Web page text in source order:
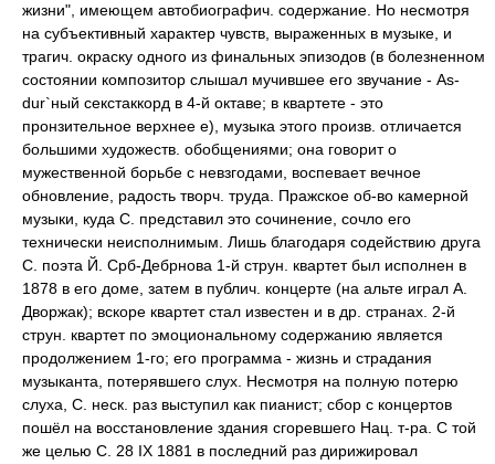
жизни", имеющем автобиографич. содержание. Но несмотря
на субъективный характер чувств, выраженных в музыке, и
трагич. окраску одного из финальных эпизодов (в болезненном
состоянии композитор слышал мучившее его звучание - Аs-
dur`ный секстаккорд в 4-й октаве; в квартете - это
пронзительное верхнее е), музыка этого произв. отличается
большими художеств. обобщениями; она говорит о
мужественной борьбе с невзгодами, воспевает вечное
обновление, радость творч. труда. Пражское об-во камерной
музыки, куда С. представил это сочинение, сочло его
технически неисполнимым. Лишь благодаря содействию друга
С. поэта Й. Срб-Дебрнова 1-й струн. квартет был исполнен в
1878 в его доме, затем в публич. концерте (на альте играл А.
Дворжак); вскоре квартет стал известен и в др. странах. 2-й
струн. квартет по эмоциональному содержанию является
продолжением 1-го; его программа - жизнь и страдания
музыканта, потерявшего слух. Несмотря на полную потерю
слуха, С. неск. раз выступил как пианист; сбор с концертов
пошёл на восстановление здания сгоревшего Нац. т-ра. С той
же целью С. 28 IX 1881 в последний раз дирижировал